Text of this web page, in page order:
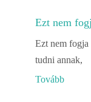
Ezt nem
Ezt nem fogja
tudni annak,
Tovább